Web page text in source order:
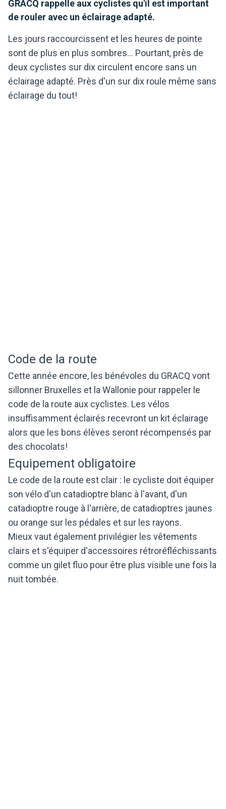
GRACQ rappelle aux cyclistes qu'il est important
de rouler avec un éclairage adapté.
Les jours raccourcissent et les heures de pointe
sont de plus en plus sombres... Pourtant, près de
deux cyclistes sur dix circulent encore sans un
éclairage adapté. Près d'un sur dix roule même sans
éclairage du tout!
Code de la route
Cette année encore, les bénévoles du GRACQ vont
sillonner Bruxelles et la Wallonie pour rappeler le
code de la route aux cyclistes. Les vélos
insuffisamment éclairés recevront un kit éclairage
alors que les bons élèves seront récompensés par
des chocolats!
Equipement obligatoire
Le code de la route est clair : le cycliste doit équiper
son vélo d'un catadioptre blanc à l'avant, d'un
catadioptre rouge à l'arrière, de catadioptres jaunes
ou orange sur les pédales et sur les rayons.
Mieux vaut également privilégier les vêtements
clairs et s'équiper d'accessoires rétroréfléchissants
comme un gilet fluo pour être plus visible une fois la
nuit tombée.